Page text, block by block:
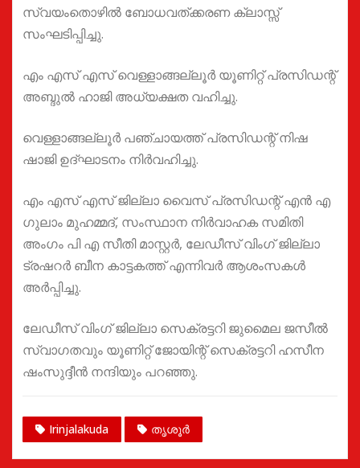
സ്വയംതൊഴിൽ ബോധവത്ക്കരണ ക്ലാസ്സ്
സംഘടിപ്പിച്ചു.
എം എസ് എസ് വെള്ളാങ്ങല്ലൂർ യൂണിറ്റ് പ്രസിഡന്റ്
അബ്ദുൽ ഹാജി അധ്യക്ഷത വഹിച്ചു.
വെള്ളാങ്ങല്ലൂർ പഞ്ചായത്ത് പ്രസിഡന്റ് നിഷ
ഷാജി ഉദ്ഘാടനം നിർവഹിച്ചു.
എം എസ് എസ് ജില്ലാ വൈസ് പ്രസിഡന്റ് എൻ എ
ഗുലാം മുഹമ്മദ്, സംസ്ഥാന നിർവാഹക സമിതി
അംഗം പി എ സീതി മാസ്റ്റർ, ലേഡീസ് വിംഗ് ജില്ലാ
ട്രഷറർ ബീന കാട്ടകത്ത് എന്നിവർ ആശംസകൾ
അർപ്പിച്ചു.
ലേഡീസ് വിംഗ് ജില്ലാ സെക്രട്ടറി ജുമൈല ജസീൽ
സ്വാഗതവും യൂണിറ്റ് ജോയിന്റ് സെക്രട്ടറി ഹസീന
ഷംസുദ്ദീൻ നന്ദിയും പറഞ്ഞു.
Irinjalakuda തൃശൂർ